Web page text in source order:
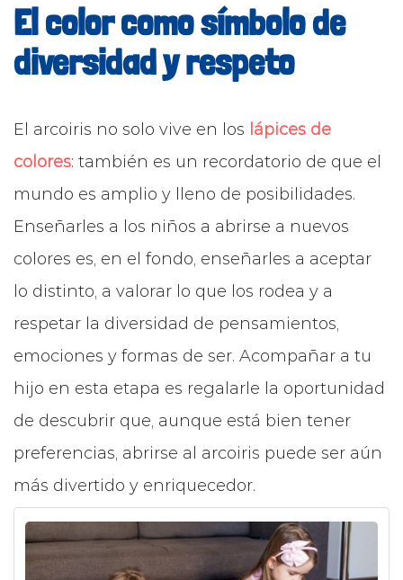
El color como símbolo de
diversidad y respeto
El arcoiris no solo vive en los lápices de
colores: también es un recordatorio de que el
mundo es amplio y lleno de posibilidades.
Enseñarles a los niños a abrirse a nuevos
colores es, en el fondo, enseñarles a aceptar
lo distinto, a valorar lo que los rodea y a
respetar la diversidad de pensamientos,
emociones y formas de ser. Acompañar a tu
hijo en esta etapa es regalarle la oportunidad
de descubrir que, aunque está bien tener
preferencias, abrirse al arcoiris puede ser aún
más divertido y enriquecedor.